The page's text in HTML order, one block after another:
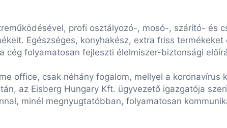
profi osztályozó-, mosó-, szárító- és
Egészséges, konyhakész, extra friss termékeket
cég folyamatosan fejleszti élelmiszer-biztonsági
office, csak néhány fogalom, mellyel a koronavírus
az Eisberg Hungary Kft. ügyvezető igazgatója
minél megnyugtatóbban, folyamatosan